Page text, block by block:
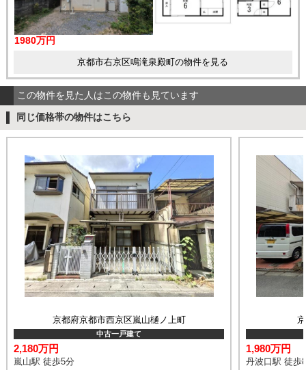
1980万円
京都市右京区鳴滝泉殿町の物件を見る
この物件を見た人はこの物件も見ています
同じ価格帯の物件はこちら
京都府京都市西京区嵐山樋ノ上町
中古一戸建て
2,180万円
嵐山駅 徒歩5分
1,980万円
丹波口駅 徒歩